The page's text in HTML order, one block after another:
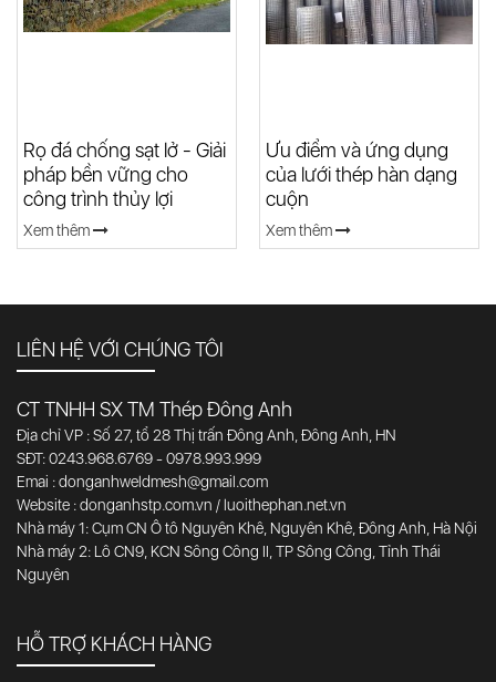
Rọ đá chống sạt lở - Giải
pháp bền vững cho
công trình thủy lợi
Xem thêm
Ưu điểm và ứng dụng
của lưới thép hàn dạng
cuộn
Xem thêm
LIÊN HỆ VỚI CHÚNG TÔI
CT TNHH SX TM Thép Đông Anh
Địa chỉ VP : Số 27, tổ 28 Thị trấn Đông Anh, Đông Anh, HN
SĐT: 0243.968.6769 - 0978.993.999
Emai : donganhweldmesh@gmail.com
Website : donganhstp.com.vn / luoithephan.net.vn
Nhà máy 1: Cụm CN Ô tô Nguyên Khê, Nguyên Khê, Đông Anh, Hà Nội
Nhà máy 2: Lô CN9, KCN Sông Công II, TP Sông Công, Tỉnh Thái
Nguyên
HỖ TRỢ KHÁCH HÀNG